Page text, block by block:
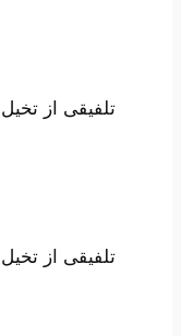
تلفیقی از
تلفیقی از